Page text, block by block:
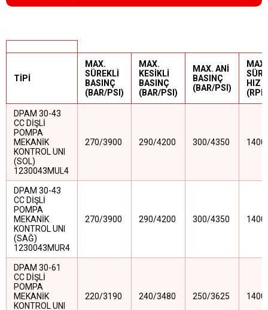
TİPİ
MAX.
SÜREKLİ
BASINÇ
(BAR/PSI)
MAX.
KESİKLİ
BASINÇ
(BAR/PSI)
MAX. ANİ
BASINÇ
(BAR/PSI)
MAX.
HIZ
DPAM 30-43
CC DİŞLİ
POMPA
MEKANİK
KONTROL UNI
(SOL)
1230043MUL4
270/3900 290/4200 300/4350 1400
DPAM 30-43
CC DİŞLİ
POMPA
MEKANİK
KONTROL UNI
(SAĞ)
1230043MUR4
270/3900 290/4200 300/4350 1400
DPAM 30-61
CC DİŞLİ
POMPA
MEKANİK
KONTROL UNI
220/3190 240/3480 250/3625 1400